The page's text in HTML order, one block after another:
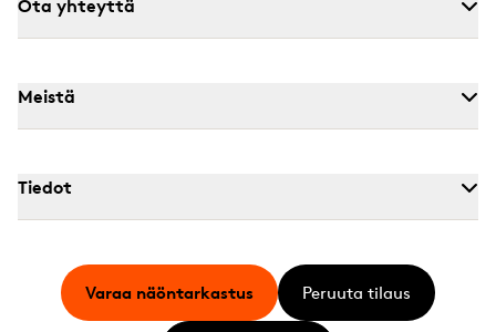
Ota yhteyttä
Meistä
Tiedot
Varaa näöntarkastus Peruuta tilaus